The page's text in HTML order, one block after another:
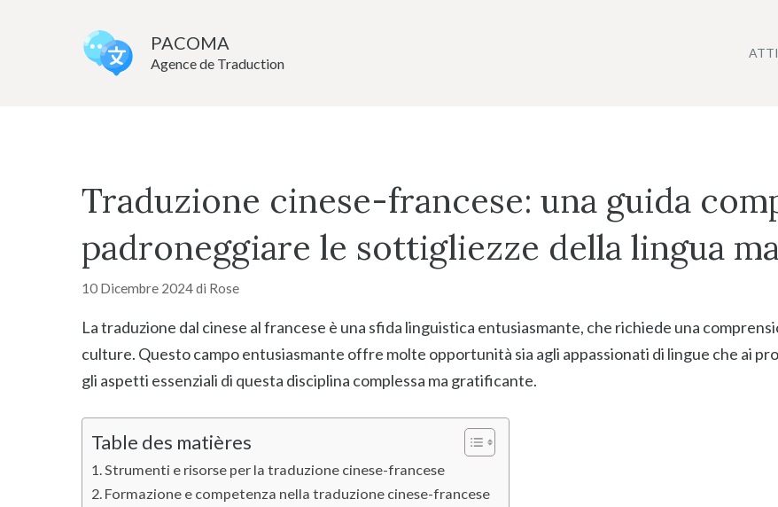
PACOMA
Agence de Traduction
Traduzione cinese-francese: una guida
padroneggiare le sottigliezze della lingua
10 Dicembre 2024di Rose
La traduzione dal cinese al francese è una sfida linguistica entusiasmante, che richiede una
culture. Questo campo entusiasmante offre molte opportunità sia agli appassionati di lingue che ai
gli aspetti essenziali di questa disciplina complessa ma gratificante.
Table des matières
Strumenti e risorse per la traduzione cinese-francese
Formazione e competenza nella traduzione cinese-francese